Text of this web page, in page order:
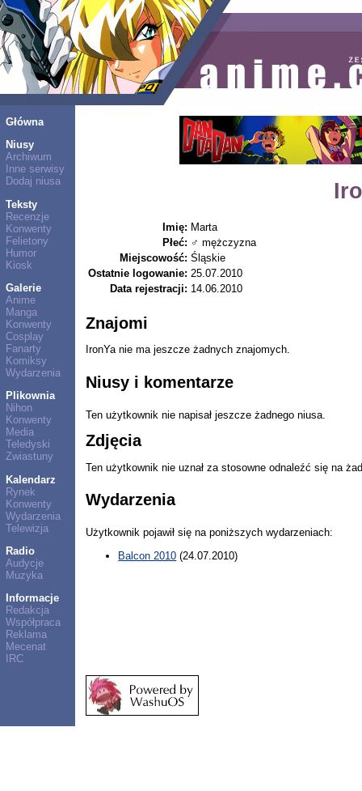
Główna
Niusy
Archiwum
Inne serwisy
Dodaj niusa
Teksty
Recenzje
Konwenty
Felietony
Humor
Kiosk
Galerie
Anime
Manga
Konwenty
Cosplay
Fanarty
Komiksy
Wydarzenia
Plikownia
Nihon
Konwenty
Media
Teledyski
Zwiastuny
Kalendarz
Rynek
Konwenty
Wydarzenia
Telewizja
Radio
Audycje
Muzyka
Informacje
Redakcja
Współpraca
Reklama
Mecenat
IRC
Imię: Marta
Płeć: ♂ mężczyzna
Miejscowość: Śląskie
Ostatnie logowanie: 25.07.2010
Data rejestracji: 14.06.2010
Znajomi
IronYa nie ma jeszcze żadnych znajomych.
Niusy i komentarze
Ten użytkownik nie napisał jeszcze żadnego niusa.
Zdjęcia
Ten użytkownik nie uznał za stosowne odnaleźć się na
Wydarzenia
Użytkownik pojawił się na poniższych wydarzeniach:
Balcon 2010 (24.07.2010)